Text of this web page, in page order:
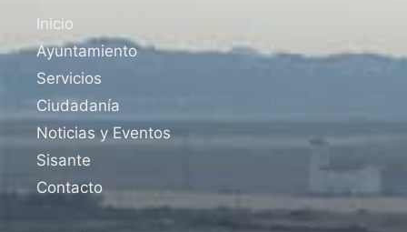
Inicio
Ayuntamiento
Servicios
Ciudadanía
Noticias y Eventos
Sisante
Contacto